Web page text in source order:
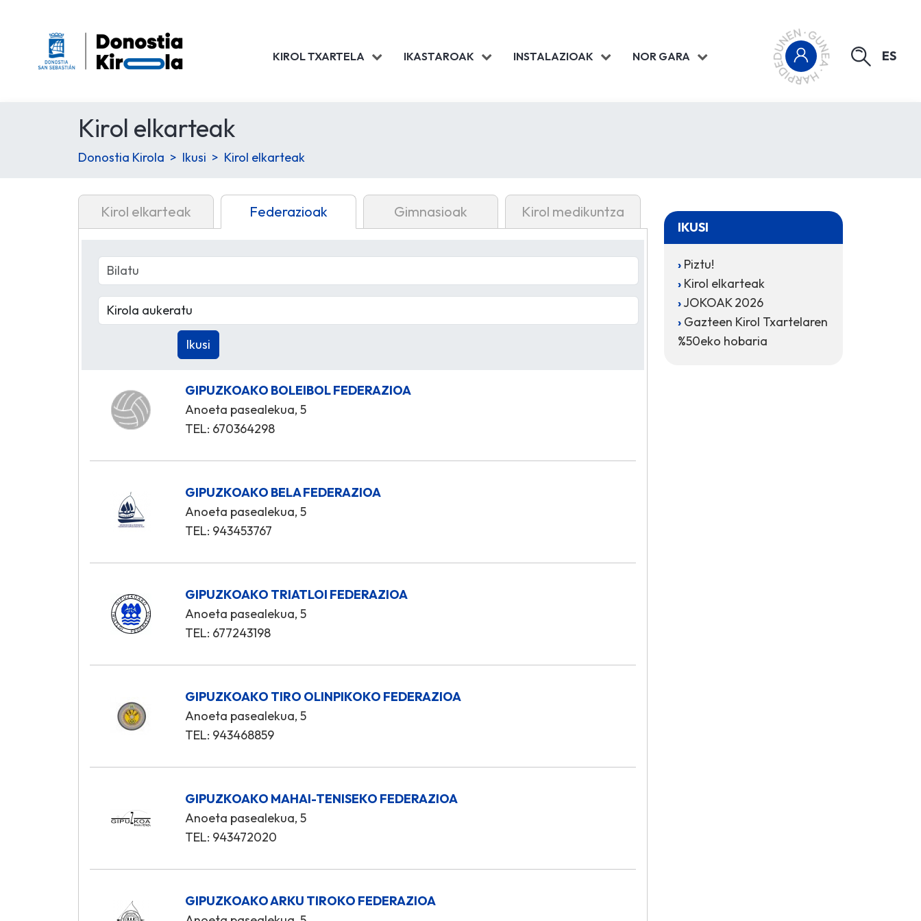
KIROL TXARTELA IKASTAROAK INSTALAZIOAK NOR GARA ES
Kirol elkarteak
Donostia Kirola Ikusi Kirol elkarteak
Kirol elkarteak Federazioak Gimnasioak Kirol medikuntza
GIPUZKOAKO BOLEIBOL FEDERAZIOA
Anoeta pasealekua, 5
TEL: 670364298
GIPUZKOAKO BELA FEDERAZIOA
Anoeta pasealekua, 5
TEL: 943453767
GIPUZKOAKO TRIATLOI FEDERAZIOA
Anoeta pasealekua, 5
TEL: 677243198
GIPUZKOAKO TIRO OLINPIKOKO FEDERAZIOA
Anoeta pasealekua, 5
TEL: 943468859
GIPUZKOAKO MAHAI-TENISEKO FEDERAZIOA
Anoeta pasealekua, 5
TEL: 943472020
GIPUZKOAKO ARKU TIROKO FEDERAZIOA
IKUSI
Piztu!
Kirol elkarteak
JOKOAK 2026
Gazteen Kirol Txartelaren
%50eko hobaria